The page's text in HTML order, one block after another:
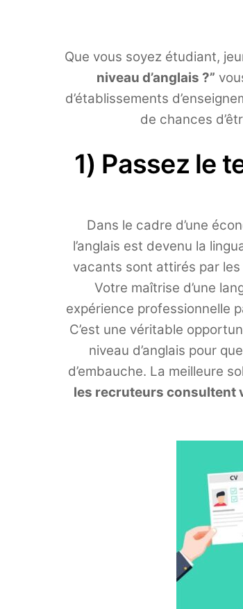
Que vous soyez étudiant,
niveau d’anglais ?”
d’établissements
de chances
1) Passez le
Dans le cadre d’une
l’anglais est devenu la
vacants sont attirés par
Votre maîtrise d’une
expérience professionnelle
C’est une véritable
niveau d’anglais pour
d’embauche. La meilleure
les recruteurs consultent